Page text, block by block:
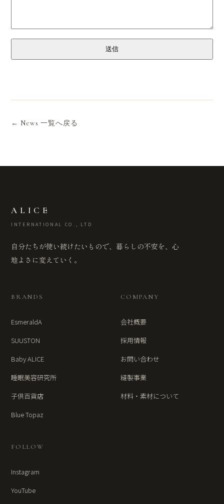
送信
← News 一覧へ戻る
ALICE
INTERNATIONAL CO., LTD
自分たちが使い続けたいもので、暮らしの不安を、心
地よさに変えていく。
BRANDS
EsmeraldA
SUUSTON
Baby ALICE
睡眠美容研究所
子供百貨店
Blue Topaz
COMPANY
会社概要
採用情報
お問い合わせ
縫製事業
材料・素材について
FOLLOW
Instagram
YouTube